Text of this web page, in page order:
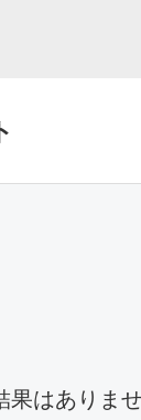
果はありま